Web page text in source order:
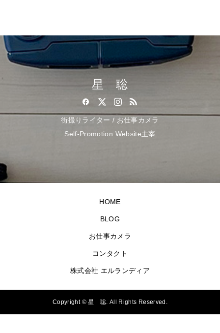
星 聡
街撮りライター / お仕事カメラ
Self-Promotion Website主宰
HOME
BLOG
お仕事カメラ
コンタクト
株式会社 エルランディア
Copyright ©星 聡. All Rights Reserved.